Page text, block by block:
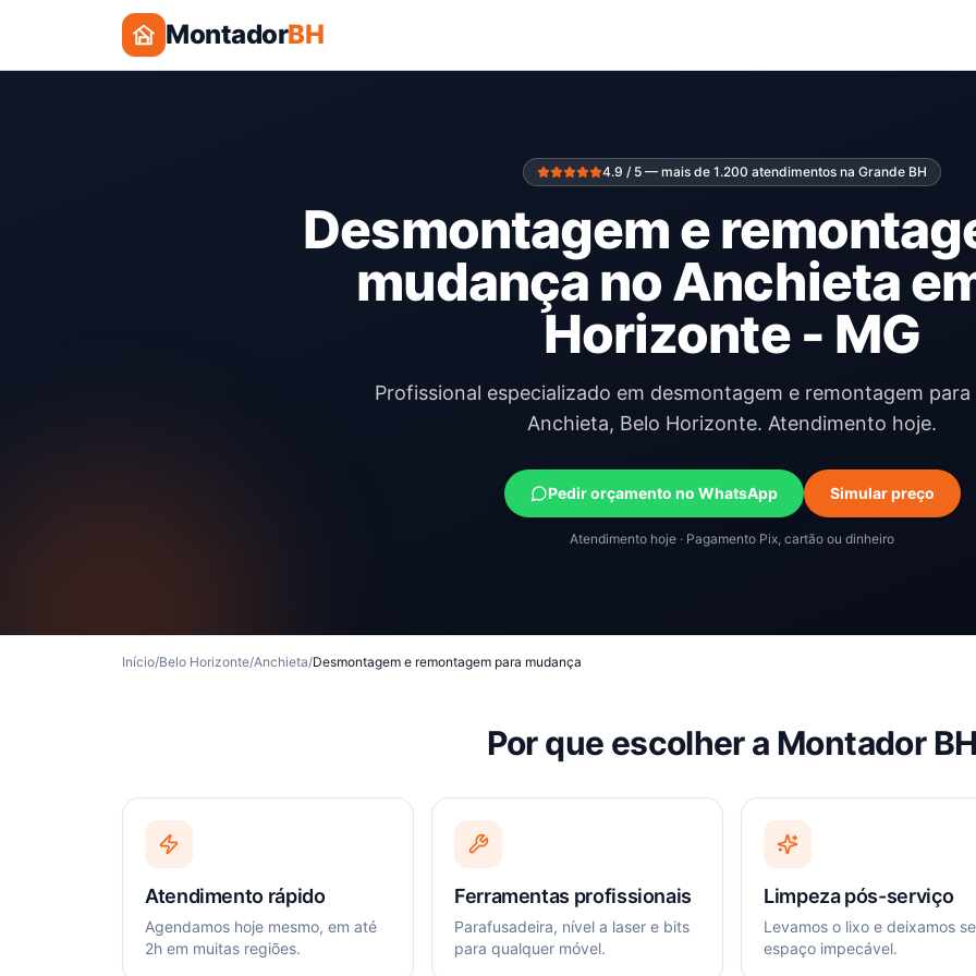
MontadorBH
4.9 / 5 — mais de 1.200 atendimentos na Grande BH
Desmontagem e
mudança no Anchieta
Horizonte - MG
Profissional especializado em desmontagem e remontagem
Anchieta, Belo Horizonte. Atendimento hoje.
Pedir orçamento no WhatsApp Simular preço
Atendimento hoje · Pagamento Pix, cartão ou dinheiro
Início/Belo Horizonte/Anchieta/Desmontagem e remontagem para mudança
Por que escolher a Montador
Atendimento rápido
Agendamos hoje mesmo, em até
2h em muitas regiões.
Ferramentas profissionais
Parafusadeira, nível a laser e bits
para qualquer móvel.
Limpeza pós-serviço
Levamos o lixo e deixamos
espaço impecável.